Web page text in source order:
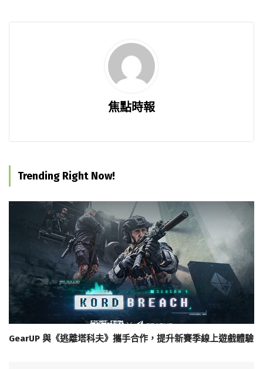
焦點時報
Trending Right Now!
GearUP 與《逃離塔科夫》攜手合作，提升新賽季線上遊戲體驗